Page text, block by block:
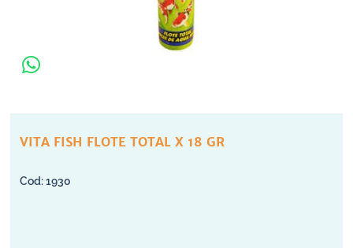
VITA FISH FLOTE TOTAL X 18 GR
1930